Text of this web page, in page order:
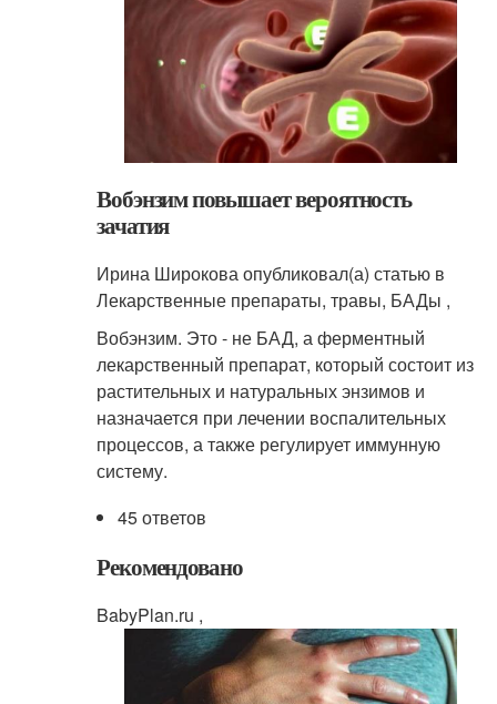
Вобэнзим повышает вероятность
зачатия
Ирина Широкова опубликовал(а) статью в
Лекарственные препараты, травы, БАДы ,
Вобэнзим. Это - не БАД, а ферментный
лекарственный препарат, который состоит из
растительных и натуральных энзимов и
назначается при лечении воспалительных
процессов, а также регулирует иммунную
систему.
45 ответов
Рекомендовано
BabyPlan.ru ,